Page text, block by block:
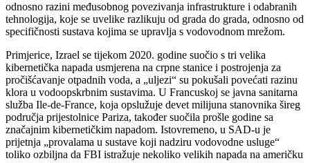
odnosno razini međusobnog povezivanja infrastrukture i odabranih
tehnologija, koje se uvelike razlikuju od grada do grada, odnosno od
specifičnosti sustava kojima se upravlja s vodovodnom mrežom.
Primjerice, Izrael se tijekom 2020. godine suočio s tri velika
kibernetička napada usmjerena na crpne stanice i postrojenja za
pročišćavanje otpadnih voda, a „uljezi“ su pokušali povećati razinu
klora u vodoopskrbnim sustavima. U Francuskoj se javna sanitarna
služba Ile-de-France, koja opslužuje devet milijuna stanovnika šireg
područja prijestolnice Pariza, također suočila prošle godine sa
značajnim kibernetičkim napadom. Istovremeno, u SAD-u je
prijetnja „provalama u sustave koji nadziru vodovodne usluge“
toliko ozbiljna da FBI istražuje nekoliko velikih napada na američku